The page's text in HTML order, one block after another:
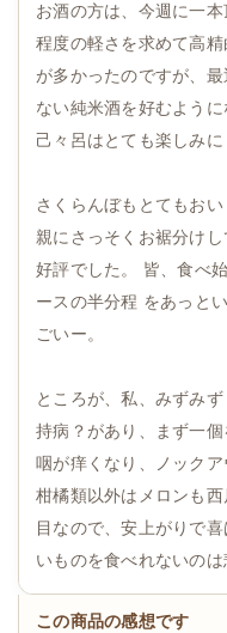
お酒の方は、今週に一
程度の軽さを求めて高
が多かったのですが、
ない純米酒を好むよう
己々呂はとても楽しみに
さくらんぼもとてもお
親にさっそくお裾分け
好評でした。 皆、食べ
ースの半分程 をあっと
ごいー。
ところが、私、みずみ
持病？があり、まず一
咽が痒くなり、ノック
柑橘類以外はメロンも
目なので、安上がりで
いものを食べれないの
この商品の感想です